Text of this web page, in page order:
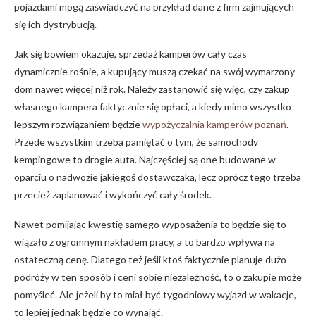
pojazdami mogą zaświadczyć na przykład dane z firm zajmujących
się ich dystrybucją.
Jak się bowiem okazuje, sprzedaż kamperów cały czas
dynamicznie rośnie, a kupujący muszą czekać na swój wymarzony
dom nawet więcej niż rok. Należy zastanowić się więc, czy zakup
własnego kampera faktycznie się opłaci, a kiedy mimo wszystko
lepszym rozwiązaniem będziewypożyczalnia kamperów poznań.
Przede wszystkim trzeba pamiętać o tym, że samochody
kempingowe to drogie auta. Najczęściej są one budowane w
oparciu o nadwozie jakiegoś dostawczaka, lecz oprócz tego trzeba
przecież zaplanować i wykończyć cały środek.
Nawet pomijając kwestię samego wyposażenia to będzie się to
wiązało z ogromnym nakładem pracy, a to bardzo wpływa na
ostateczną cenę. Dlatego też jeśli ktoś faktycznie planuje dużo
podróży w ten sposób i ceni sobie niezależność, to o zakupie może
pomyśleć. Ale jeżeli by to miał być tygodniowy wyjazd w wakacje,
to lepiej jednak będzie co wynająć.